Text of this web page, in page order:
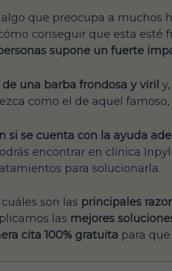
algo que preocupa a muchos
conseguir que esta esté
supone un fuerte
una barba frondosa y viril
como el de aquel
si se cuenta con la ayuda
encontrar en clínica
para solucionarla.
son las principales
las mejores
cita 100% gratuita para